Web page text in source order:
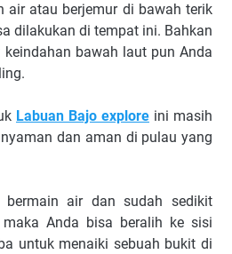
air atau berjemur di bawah terik
dilakukan di tempat ini. Bahkan
bawah laut pun Anda
Labuan Bajo explore ini masih
dan aman di pulau yang
air dan sudah sedikit
Anda bisa beralih ke sisi
untuk menaiki sebuah bukit di